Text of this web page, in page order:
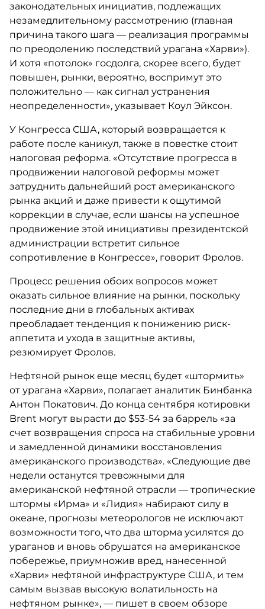
законодательных инициатив, подлежащих
незамедлительному рассмотрению (главная
причина такого шага — реализация программы
по преодолению последствий урагана «Харви»).
И хотя «потолок» госдолга, скорее всего, будет
повышен, рынки, вероятно, воспримут это
положительно — как сигнал устранения
неопределенности», указывает Коул Эйксон.
У Конгресса США, который возвращается к
работе после каникул, также в повестке стоит
налоговая реформа. «Отсутствие прогресса в
продвижении налоговой реформы может
затруднить дальнейший рост американского
рынка акций и даже привести к ощутимой
коррекции в случае, если шансы на успешное
продвижение этой инициативы президентской
администрации встретит сильное
сопротивление в Конгрессе», говорит Фролов.
Процесс решения обоих вопросов может
оказать сильное влияние на рынки, поскольку
последние дни в глобальных активах
преобладает тенденция к понижению риск-
аппетита и ухода в защитные активы,
резюмирует Фролов.
Нефтяной рынок еще месяц будет «штормить»
от урагана «Харви», полагает аналитик Бинбанка
Антон Покатович. До конца сентября котировки
Brent могут вырасти до $53-54 за баррель «за
счет возвращения спроса на стабильные уровни
и замедленной динамики восстановления
американского производства». «Следующие две
недели останутся тревожными для
американской нефтяной отрасли — тропические
штормы «Ирма» и «Лидия» набирают силу в
океане, прогнозы метеорологов не исключают
возможности того, что два шторма усилятся до
ураганов и вновь обрушатся на американское
побережье, приумножив вред, нанесенной
«Харви» нефтяной инфраструктуре США, и тем
самым вызвав высокую волатильность на
нефтяном рынке», — пишет в своем обзоре